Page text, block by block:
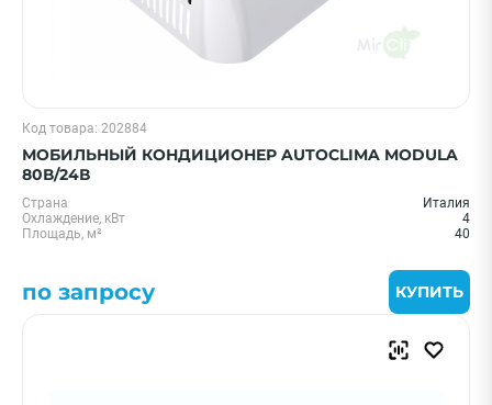
Код товара: 202884
МОБИЛЬНЫЙ КОНДИЦИОНЕР AUTOCLIMA MODULA
80В/24В
Страна
Италия
Охлаждение, кВт
4
Площадь, м²
40
по запросу КУПИТЬ